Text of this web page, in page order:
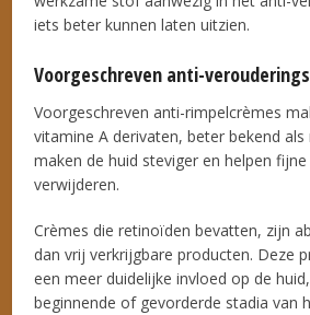
iets beter kunnen laten uitzien.
Voorgeschreven anti-
Voorgeschreven anti-rimpelcrèmes
vitamine A derivaten, beter bekend
maken de huid steviger en helpen
verwijderen.
Crèmes die retinoïden bevatten, zijn
dan vrij verkrijgbare producten. Deze
een meer duidelijke invloed op de
beginnende of gevorderde stadia van